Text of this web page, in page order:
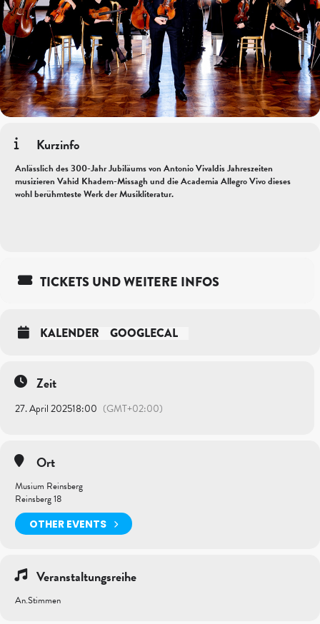
Kurzinfo
Anlässlich des 300-Jahr Jubiläums von Antonio Vivaldis Jahreszeiten
musizieren Vahid Khadem-Missagh und die Academia Allegro Vivo dieses
wohl berühmteste Werk der Musikliteratur.
TICKETS UND WEITERE INFOS
KALENDER GOOGLECAL
Zeit
27. April 202518:00 (GMT+02:00)
Ort
Musium Reinsberg
Reinsberg 18
OTHER EVENTS
Veranstaltungsreihe
An.Stimmen